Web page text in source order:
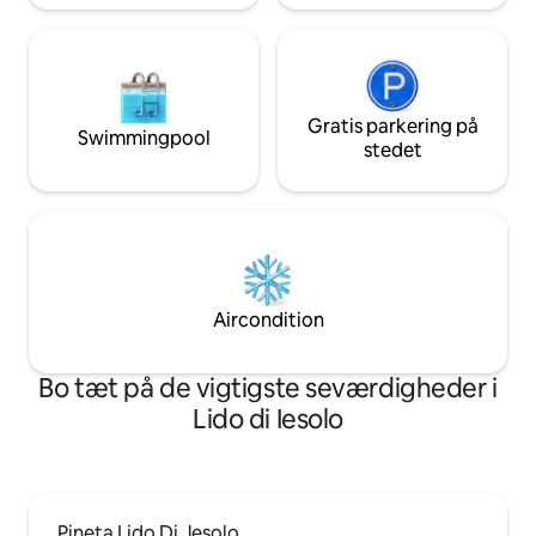
Swimmingpool
Gratis parkering på
stedet
Aircondition
Bo tæt på de vigtigste seværdigheder i
Lido di Iesolo